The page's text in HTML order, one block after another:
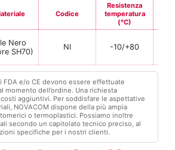
Codice
Resistenza
temperatura
(°C)
Nero
SH70)
NI -10/+80
FDA e/o CE devono essere effettuate
momento dell’ordine. Una richiesta
aggiuntivi. Per soddisfare le aspettative
NOVACOM dispone della più ampia
o termoplastici. Possiamo inoltre
secondo un capitolato tecnico preciso, al
specifiche per i nostri clienti.